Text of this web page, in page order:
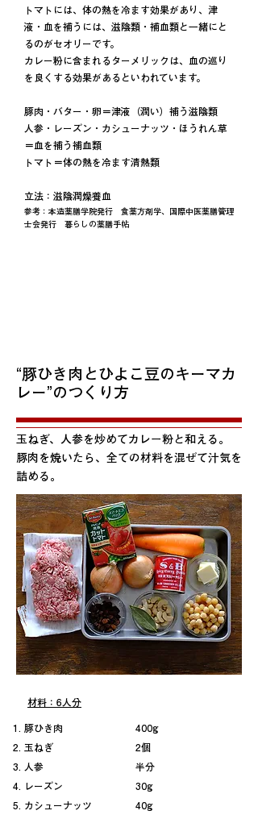
トマトには、体の熱を冷ます効果があり、津
液・血を補うには、滋陰類・補血類と一緒にと
るのがセオリーです。
カレー粉に含まれるターメリックは、血の巡り
を良くする効果があるといわれています。
豚肉・バター・卵＝津液（潤い）補う滋陰類
人参・レーズン・カシューナッツ・ほうれん草
＝血を補う補血類
トマト＝体の熱を冷ます清熱類
立法：滋陰潤燥養血
参考：本造薬膳学院発行 食薬方剤学、国際中医薬膳管理
士会発行 暮らしの薬膳手帖
“豚ひき肉とひよこ豆のキーマカ
レー”のつくり方
玉ねぎ、人参を炒めてカレー粉と和える。
​豚肉を焼いたら、全ての材料を混ぜて汁気を
詰める。
材料：6人分
豚ひき肉
玉ねぎ
人参
レーズン
​カシューナッツ
400g
2個
半分
30g
40g